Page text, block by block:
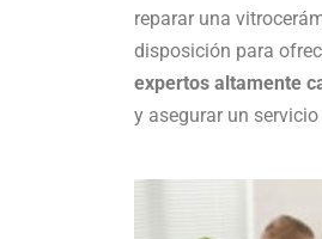
reparar una
disposición para
expertos altamente
y asegurar un